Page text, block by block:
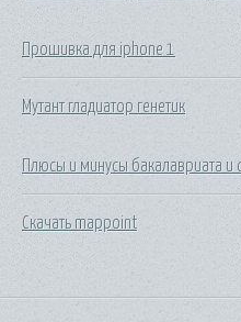
Прошивка для iphone 1
Мутант гладиатор генетик
Плюсы и минусы бакалавриата и
Скачать mappoint